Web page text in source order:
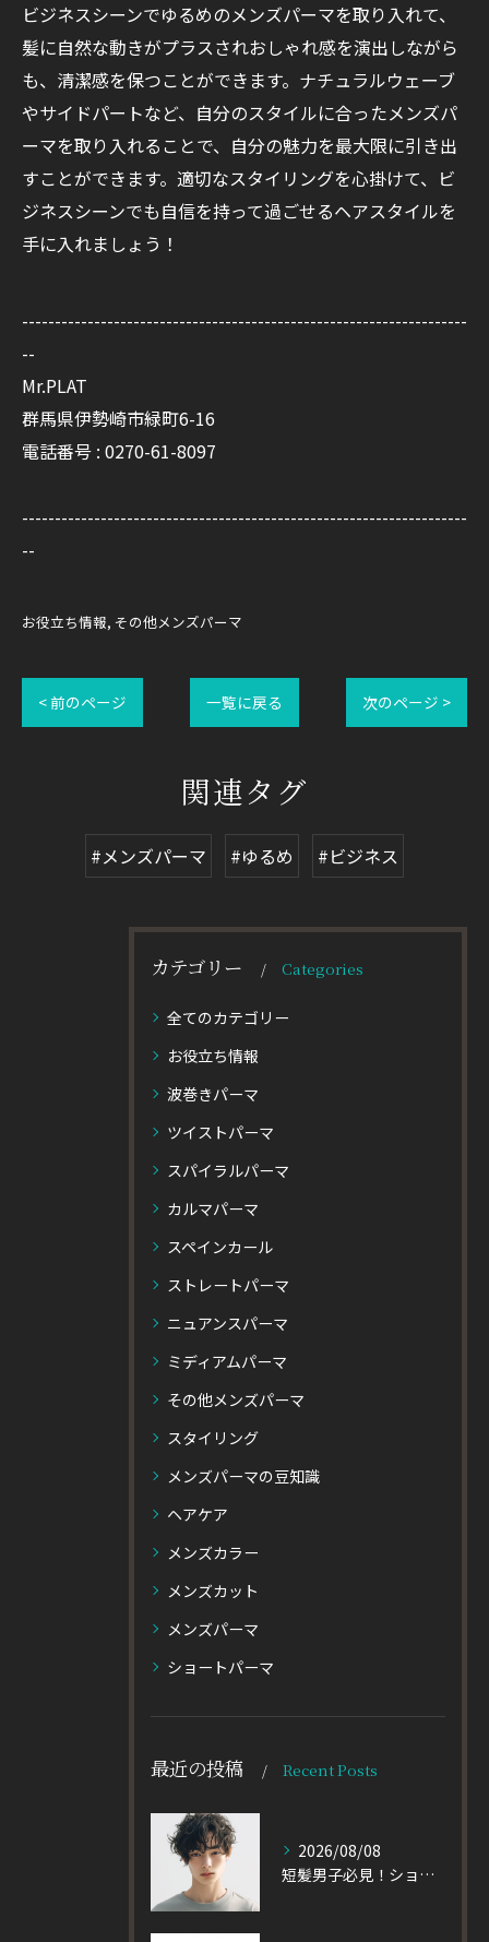
ビジネスシーンでゆるめのメンズパーマを取り入れて、
髪に自然な動きがプラスされおしゃれ感を演出しながら
も、清潔感を保つことができます。ナチュラルウェーブ
やサイドパートなど、自分のスタイルに合ったメンズパ
ーマを取り入れることで、自分の魅力を最大限に引き出
すことができます。適切なスタイリングを心掛けて、ビ
ジネスシーンでも自信を持って過ごせるヘアスタイルを
手に入れましょう！
--------------------------------------------------------------------
--
Mr.PLAT
群馬県伊勢崎市緑町6-16
電話番号 : 0270-61-8097
--------------------------------------------------------------------
--
お役立ち情報 その他メンズパーマ
< 前のページ 一覧に戻る 次のページ >
関連タグ
#メンズパーマ #ゆるめ #ビジネス
カテゴリー Categories
全てのカテゴリー
お役立ち情報
波巻きパーマ
ツイストパーマ
スパイラルパーマ
カルマパーマ
スペインカール
ストレートパーマ
ニュアンスパーマ
ミディアムパーマ
その他メンズパーマ
スタイリング
メンズパーマの豆知識
ヘアケア
メンズカラー
メンズカット
メンズパーマ
ショートパーマ
最近の投稿 Recent Posts
2026/08/08
短髪男子必見！ショートに似合うメンズパーマの種類を徹底解説